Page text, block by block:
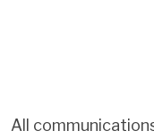
All